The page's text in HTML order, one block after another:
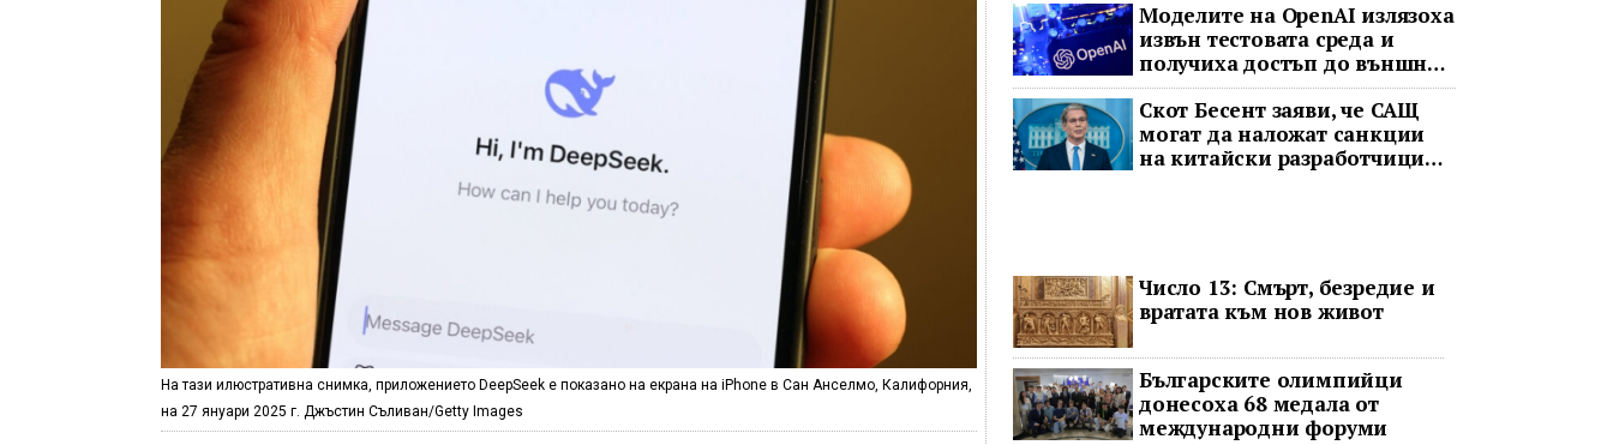
На тази илюстративна снимка, приложението DeepSeek е показано на екрана на iPhone в Сан Анселмо, Калифорния,
на 27 януари 2025 г. Джъстин Съливан/Getty Images
Моделите на OpenAI излязоха
извън тестовата среда и
получиха достъп до външни
акаунти
Скот Бесент заяви, че САЩ
могат да наложат санкции
на китайски разработчици
Число 13: Смърт, безредие и
вратата към нов живот
Българските олимпийци
донесоха 68 медала от
международни форуми